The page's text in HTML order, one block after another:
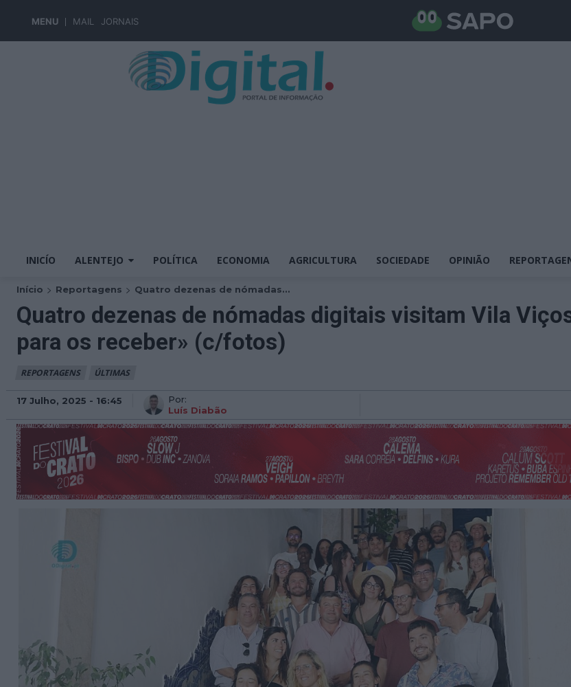
MENU MAIL JORNAIS
INICÍO ALENTEJO POLÍTICA ECONOMIA AGRICULTURA SOCIEDADE OPINIÃO
Início Reportagens Quatro dezenas de nómadas...
Quatro dezenas de nómadas digitais visitam Vila
para os receber» (c/fotos)
REPORTAGENS ÚLTIMAS
17 Julho, 2025 - 16:45
Por:
Luís Diabão